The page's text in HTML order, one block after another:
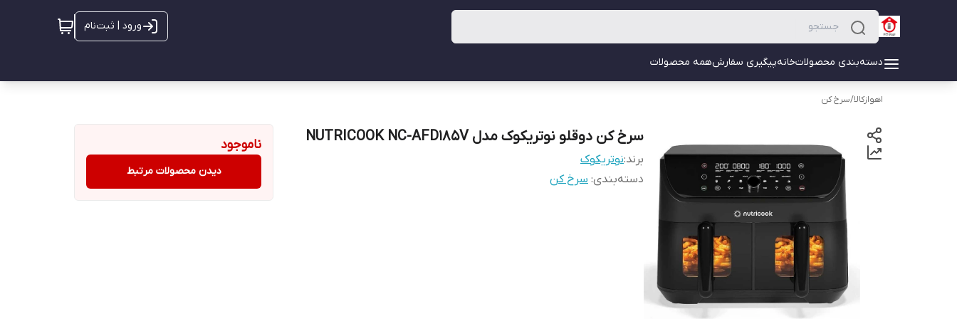
ورود | ثبت‌نام
دسته‌بندی محصولاتخانهپیگیری سفارشهمه محصولات
اهوازکالا/سرخ کن
سرخ کن دوقلو نوتریکوک مدل NUTRICOOK NC-AFD185V
برند:نوتریکوک
دسته‌بندی: سرخ کن
ناموجود
دیدن محصولات مرتبط